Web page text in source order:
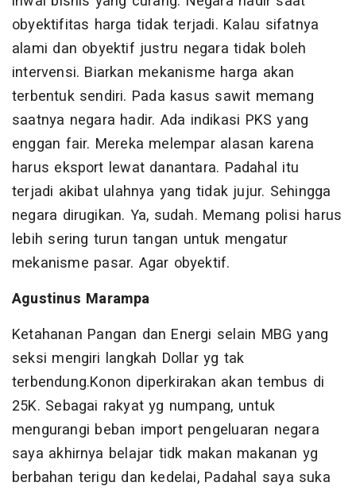
obyektifitas harga tidak terjadi. Kalau sifatnya
alami dan obyektif justru negara tidak boleh
intervensi. Biarkan mekanisme harga akan
terbentuk sendiri. Pada kasus sawit memang
saatnya negara hadir. Ada indikasi PKS yang
enggan fair. Mereka melempar alasan karena
harus eksport lewat danantara. Padahal itu
terjadi akibat ulahnya yang tidak jujur. Sehingga
negara dirugikan. Ya, sudah. Memang polisi harus
lebih sering turun tangan untuk mengatur
mekanisme pasar. Agar obyektif.
Agustinus Marampa
Ketahanan Pangan dan Energi selain MBG yang
seksi mengiri langkah Dollar yg tak
terbendung.Konon diperkirakan akan tembus di
25K. Sebagai rakyat yg numpang, untuk
mengurangi beban import pengeluaran negara
saya akhirnya belajar tidk makan makanan yg
berbahan terigu dan kedelai, Padahal saya suka